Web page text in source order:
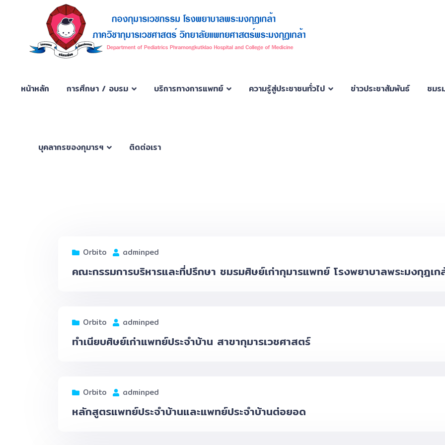
หน้าหลัก การศึกษา / อบรม บริการทางการแพทย์ ความรู้สู่ประชาชนทั่วไป ข่าวประชาสัมพันธ์ ชมร
บุคลากรของกุมารฯ ติดต่อเรา
Orbito adminped
คณะกรรมการบริหารและที่ปรึกษา ชมรมศิษย์เก่ากุมารแพทย์ โรงพยาบาลพระมงกุฎเก
Orbito adminped
ทำเนียบศิษย์เก่าแพทย์ประจำบ้าน สาขากุมารเวชศาสตร์
Orbito adminped
หลักสูตรแพทย์ประจำบ้านและแพทย์ประจำบ้านต่อยอด